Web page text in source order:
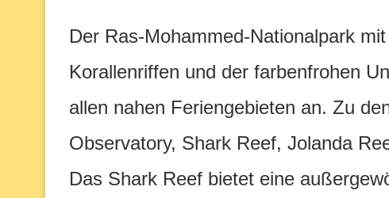
Der Ras-Mohammed-Nationalpark
Korallenriffen und der farbenfrohen
allen nahen Feriengebieten an. Zu
Observatory, Shark Reef, Jolanda
Das Shark Reef bietet eine